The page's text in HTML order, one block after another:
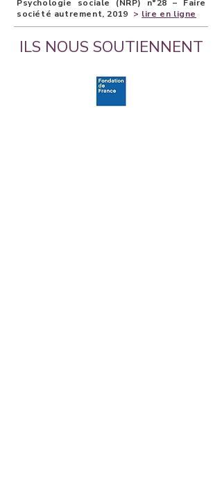
Psychologie sociale (NRP) n°28 – Faire
société autrement, 2019 > lire en ligne
ILS NOUS SOUTIENNENT